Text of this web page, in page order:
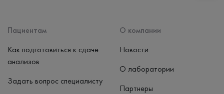
Пациентам
Как подготовиться к сдаче
анализов
Задать вопрос специалисту
О компании
Новости
О лаборатории
Партнеры